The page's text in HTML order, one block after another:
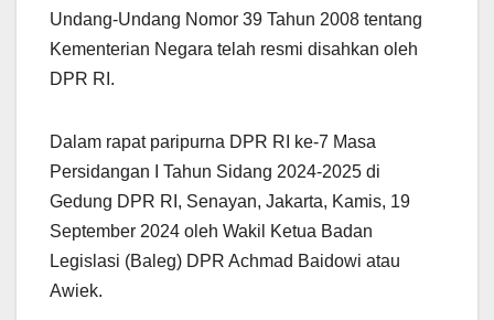
Undang-Undang Nomor 39 Tahun 2008 tentang
Kementerian Negara telah resmi disahkan oleh
DPR RI.
Dalam rapat paripurna DPR RI ke-7 Masa
Persidangan I Tahun Sidang 2024-2025 di
Gedung DPR RI, Senayan, Jakarta, Kamis, 19
September 2024 oleh Wakil Ketua Badan
Legislasi (Baleg) DPR Achmad Baidowi atau
Awiek.